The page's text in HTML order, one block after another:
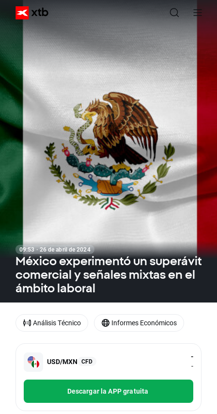
09:53 · 26 de abril de 2024
México experimentó un superávit
comercial y señales mixtas en el
ámbito laboral
USD/MXN CFD
-
-
Descargar la APP gratuita
Análisis Técnico Informes Económicos